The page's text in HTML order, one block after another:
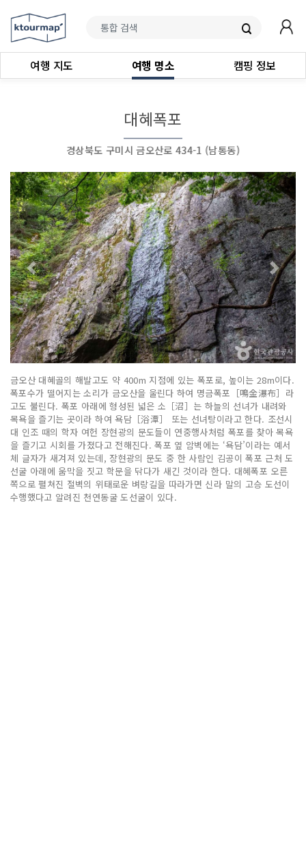
여행 지도 여행 명소 캠핑 정보
대혜폭포
경상북도 구미시 금오산로 434-1 (남통동)
금오산 대혜골의 해발고도 약 400m 지점에 있는 폭포로, 높이는 28m이다.
폭포수가 떨어지는 소리가 금오산을 울린다 하여 명금폭포［鳴金瀑布］라
고도 불린다. 폭포 아래에 형성된 넓은 소［沼］는 하늘의 선녀가 내려와
목욕을 즐기는 곳이라 하여 욕담［浴潭］ 또는 선녀탕이라고 한다. 조선시
대 인조 때의 학자 여헌 장현광의 문도들이 연중행사처럼 폭포를 찾아 목욕
을 즐기고 시회를 가졌다고 전해진다. 폭포 옆 암벽에는 ‘욕담’이라는 예서
체 글자가 새겨져 있는데, 장현광의 문도 중 한 사람인 김공이 폭포 근처 도
선굴 아래에 움막을 짓고 학문을 닦다가 새긴 것이라 한다. 대혜폭포 오른
쪽으로 펼쳐진 절벽의 위태로운 벼랑길을 따라가면 신라 말의 고승 도선이
수행했다고 알려진 천연동굴 도선굴이 있다.